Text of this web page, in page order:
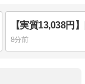
8分前